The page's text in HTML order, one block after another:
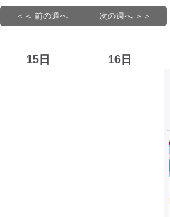
＜＜ 前の週へ 次の週へ ＞＞
15日 16日